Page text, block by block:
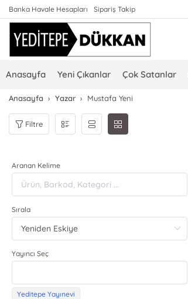
Banka Havale Hesapları Sipariş Takip
Anasayfa Yeni Çıkanlar Çok Satanlar
Anasayfa Yazar Mustafa Yeni
Filtre
Aranan Kelime
Sırala
Yayıncı Seç
Yeditepe Yayınevi